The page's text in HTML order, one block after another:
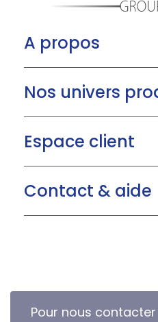
A propos
Nos univers
Espace client
Contact & aide
Pour nous contacter